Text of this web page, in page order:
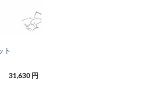
ト
31,630 円